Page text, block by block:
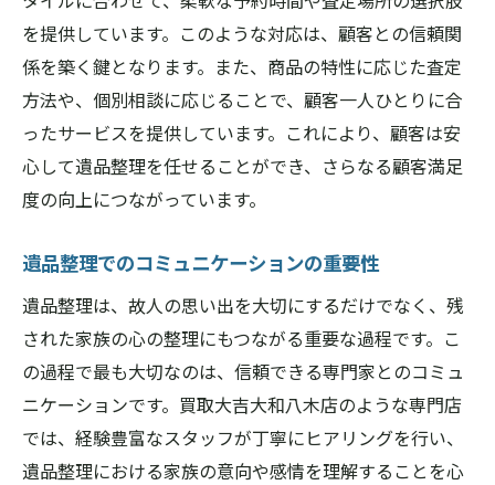
を提供しています。このような対応は、顧客との信頼関
係を築く鍵となります。また、商品の特性に応じた査定
方法や、個別相談に応じることで、顧客一人ひとりに合
ったサービスを提供しています。これにより、顧客は安
心して遺品整理を任せることができ、さらなる顧客満足
度の向上につながっています。
遺品整理でのコミュニケーションの重要性
遺品整理は、故人の思い出を大切にするだけでなく、残
された家族の心の整理にもつながる重要な過程です。こ
の過程で最も大切なのは、信頼できる専門家とのコミュ
ニケーションです。買取大吉大和八木店のような専門店
では、経験豊富なスタッフが丁寧にヒアリングを行い、
遺品整理における家族の意向や感情を理解することを心